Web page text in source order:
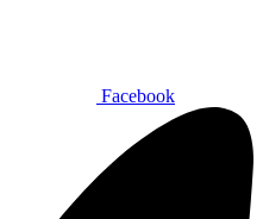
Facebook